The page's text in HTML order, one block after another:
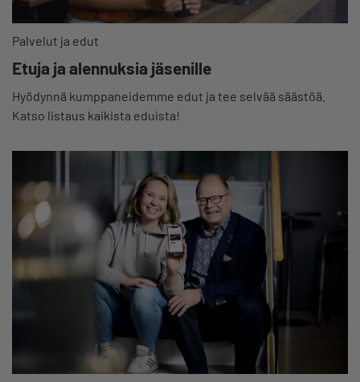
Palvelut ja edut
Etuja ja alennuksia jäsenille
Hyödynnä kumppaneidemme edut ja tee selvää säästöä.
Katso listaus kaikista eduista!